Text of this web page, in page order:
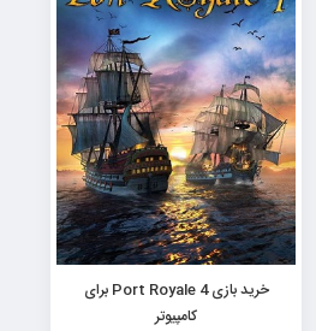
خرید بازی Port Royale 4 برای
کامپیوتر